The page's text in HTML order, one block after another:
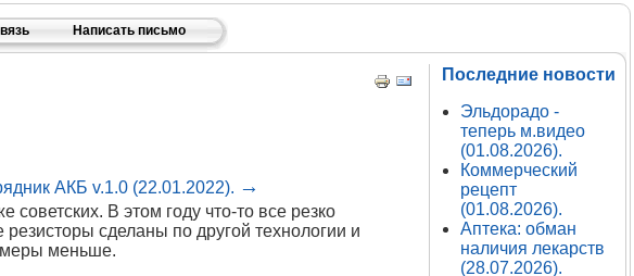
Написать письмо
АКБ v.1.0 (22.01.2022). →
советских. В этом году что-то все резко
резисторы сделаны по другой технологии и
меньше.
Последние новости
Эльдорадо -
теперь м.видео
(01.08.2026).
Коммерческий
рецепт
(01.08.2026).
Аптека: обман
наличия лекарств
(28.07.2026).